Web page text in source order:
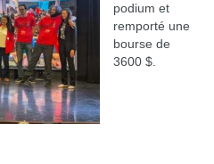
podium et
remporté une
bourse de
3600 $.